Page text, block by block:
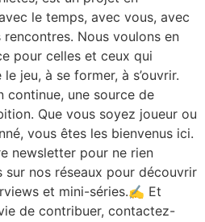
le temps, avec vous, avec
Nous voulons en
pour celles et ceux qui
jeu, à se former, à s’ouvrir.
une source de
Que vous soyez joueur ou
vous êtes les bienvenus ici.
newsletter pour ne rien
sur nos réseaux pour découvrir
et mini-séries.✍️ Et
de contribuer, contactez-